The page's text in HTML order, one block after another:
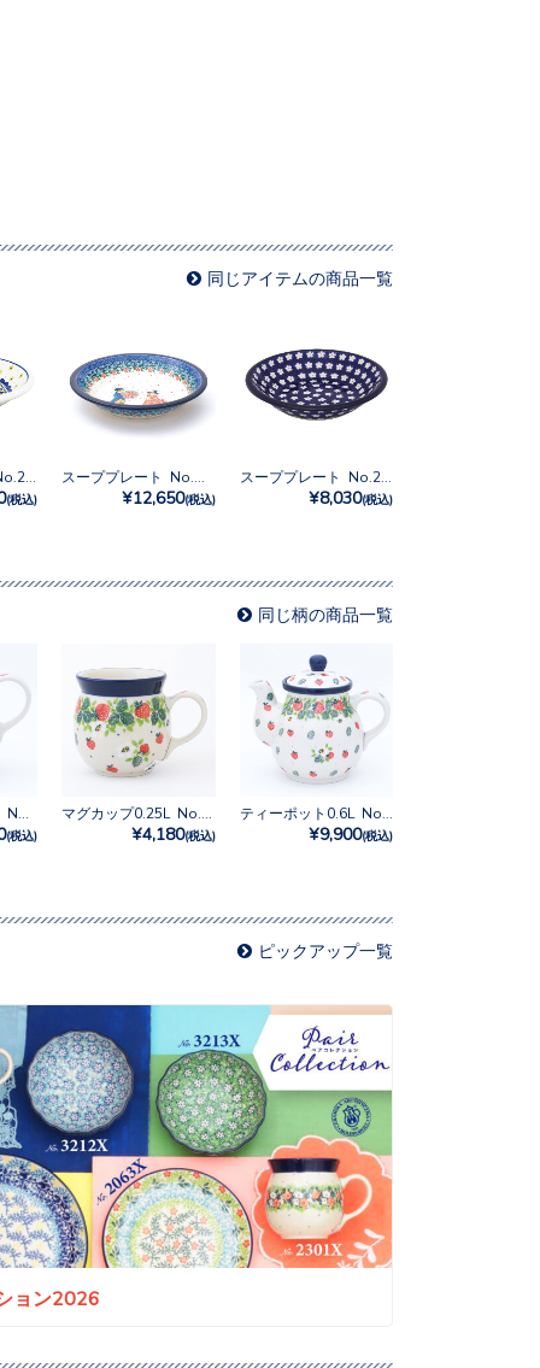
同じアイテムの商品一覧
(税込) ¥12,650(税込) ¥8,030(税込)
同じ柄の商品一覧
(税込) ¥4,180(税込) ¥9,900(税込)
ピックアップ一覧
ョン2026